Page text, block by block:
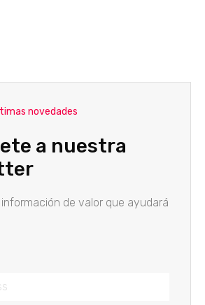
novedades
a nuestra
de valor que ayudará